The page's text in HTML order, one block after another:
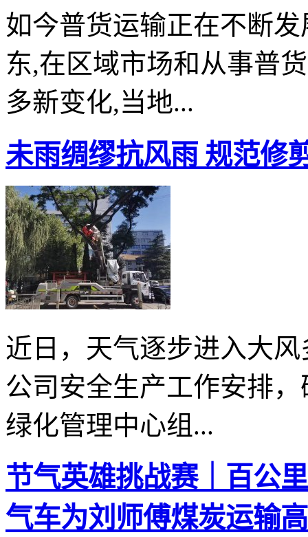
如今普货运输正在不断
东,在区域市场和从事普
多新变化,当地...
未雨绸缪抗风雨 规范修
近日，天气逐步进入大
公司安全生产工作安排
绿化管理中心组...
节气英雄挑战赛｜百公
气车为刘师傅煤炭运输